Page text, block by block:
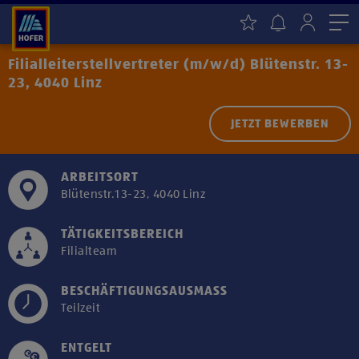
Filialleiterstellvertreter (m/w/d) Blütenstr. 13-
23, 4040 Linz
JETZT BEWERBEN
ARBEITSORT
Blütenstr.13-23, 4040 Linz
TÄTIGKEITSBEREICH
Filialteam
BESCHÄFTIGUNGSAUSMASS
Teilzeit
ENTGELT